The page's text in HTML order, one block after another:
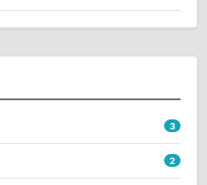
3
2